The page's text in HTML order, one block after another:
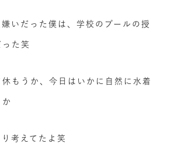
いだった僕は、学校のプールの授
た笑
もうか、今日はいかに自然に水着
考えてたよ笑